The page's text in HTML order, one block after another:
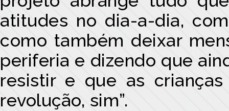
atitudes no dia-a-dia,
como também deixar
periferia e dizendo que
resistir e que as
revolução, sim”.